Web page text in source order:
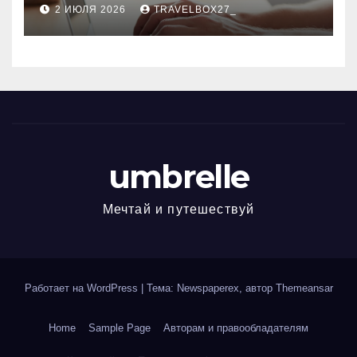
2 ИЮЛЯ 2026 TRAVELBOX27_
umbrelle
Мечтай и путешествуй
Работает на WordPress | Тема: Newspaperex, автор Themeansar
Home Sample Page Авторам и правообладателям